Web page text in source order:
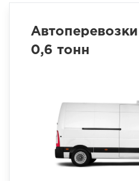
0,6 тонн